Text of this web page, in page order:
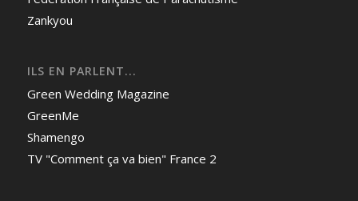
Zankyou
ILS EN PARLENT...
Green Wedding Magazine
GreenMe
Shamengo
TV "Comment ça va bien" France 2